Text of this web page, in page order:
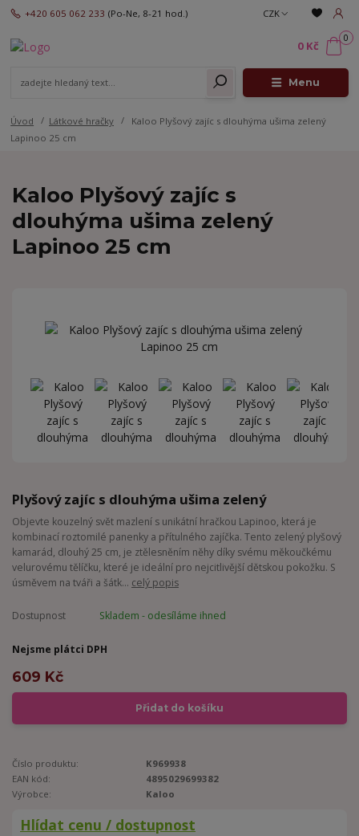
Menu
CZK
+420 605 062 233 (Po-Ne, 8-21 hod.)
0
0 Kč
Úvod Látkové hračky
Kaloo Plyšový zajíc s dlouhýma ušima zelený
Lapinoo 25 cm
Kaloo Plyšový zajíc s
dlouhýma ušima zelený
Lapinoo 25 cm
Plyšový zajíc s dlouhýma ušima zelený
Objevte kouzelný svět mazlení s unikátní hračkou Lapinoo, která je
kombinací roztomilé panenky a přítulného zajíčka. Tento zelený plyšový
kamarád, dlouhý 25 cm, je ztělesněním něhy díky svému měkoučkému
velurovému tělíčku, které je ideální pro nejcitlivější dětskou pokožku. S
úsměvem na tváři a šátk... celý popis
Dostupnost Skladem - odesíláme ihned
Nejsme plátci DPH
609 Kč
Přidat do košíku
Číslo produktu:
K969938
EAN kód:
4895029699382
Výrobce:
Kaloo
Hlídat cenu / dostupnost